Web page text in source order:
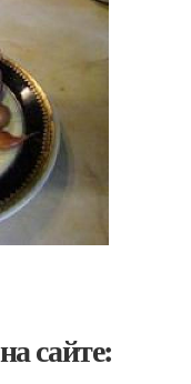
сайте: